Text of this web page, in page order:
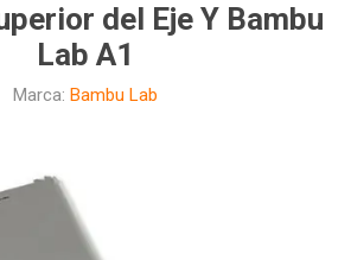
del Eje Y Bambu
Lab A1
Marca: Bambu Lab